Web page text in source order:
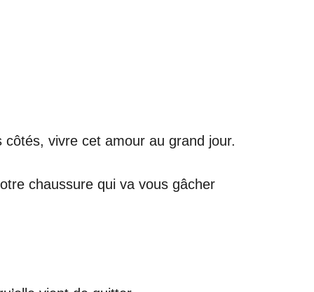
côtés, vivre cet amour au grand jour.
chaussure qui va vous gâcher